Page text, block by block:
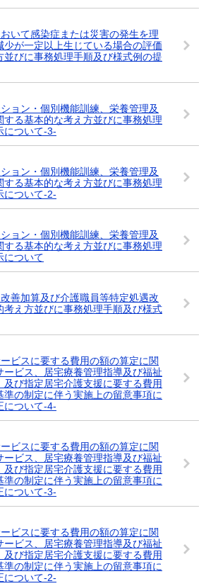
いて感染症または災害の発生を理
少が一定以上生じている場合の評価
並びに事務処理手順及び様式例の提
ョン・個別機能訓練、栄養管理及
る基本的な考え方並びに事務処理
について-3-
ョン・個別機能訓練、栄養管理及
る基本的な考え方並びに事務処理
について-2-
ョン・個別機能訓練、栄養管理及
る基本的な考え方並びに事務処理
について
善加算及び介護職員等特定処遇改
考え方並びに事務処理手順及び様式
ビスに要する費用の額の算定に関
ビス、居宅療養管理指導及び福祉
及び指定居宅介護支援に要する費用
の制定に伴う実施上の留意事項に
について-4-
ビスに要する費用の額の算定に関
ビス、居宅療養管理指導及び福祉
及び指定居宅介護支援に要する費用
の制定に伴う実施上の留意事項に
について-3-
ビスに要する費用の額の算定に関
ビス、居宅療養管理指導及び福祉
及び指定居宅介護支援に要する費用
の制定に伴う実施上の留意事項に
について-2-